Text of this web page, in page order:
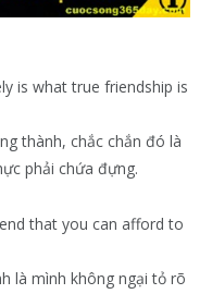
is what true friendship is
thành, chắc chắn đó là
phải chứa đựng.
that you can afford to
là mình không ngại tỏ rõ